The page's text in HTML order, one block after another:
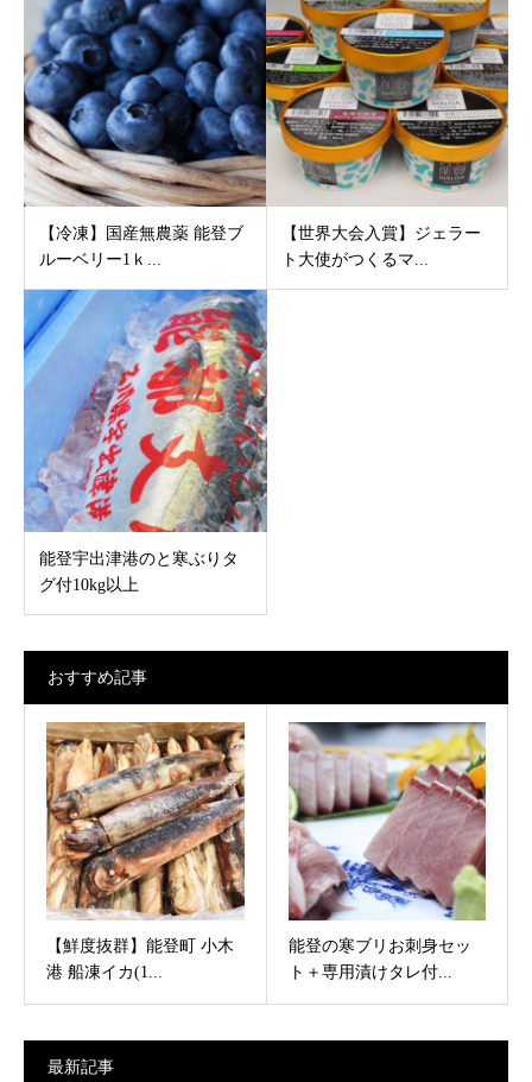
【冷凍】国産無農薬 能登ブ
ルーベリー1ｋ...
【世界大会入賞】ジェラー
ト大使がつくるマ...
能登宇出津港のと寒ぶりタ
グ付10kg以上
おすすめ記事
【鮮度抜群】能登町 小木
港 船凍イカ(1...
能登の寒ブリお刺身セッ
ト＋専用漬けタレ付...
最新記事